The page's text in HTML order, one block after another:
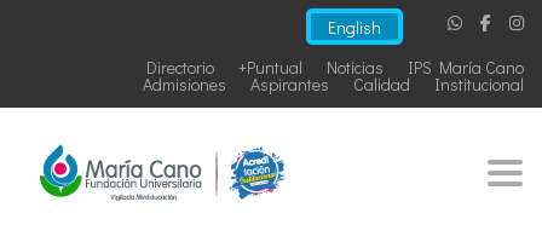
English
IPS María Cano
Noticias
+Puntual
Directorio
Institucional
Calidad
Aspirantes
Admisiones